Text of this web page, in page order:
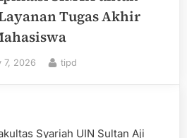
Tugas Akhir
7, 2026 By
tipd
Syariah UIN Sultan Aji